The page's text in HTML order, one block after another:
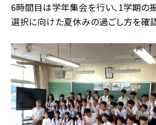
6時間目は学年集会を行い、1学期の
選択に向けた夏休みの過ごし方を確認